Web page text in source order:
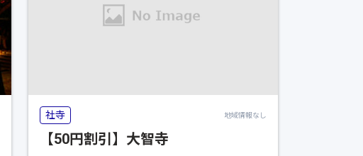
社寺 地域情報なし
【50円割引】大智寺